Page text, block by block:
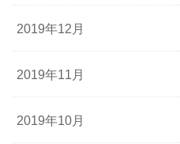
2019年12月
2019年11月
2019年10月